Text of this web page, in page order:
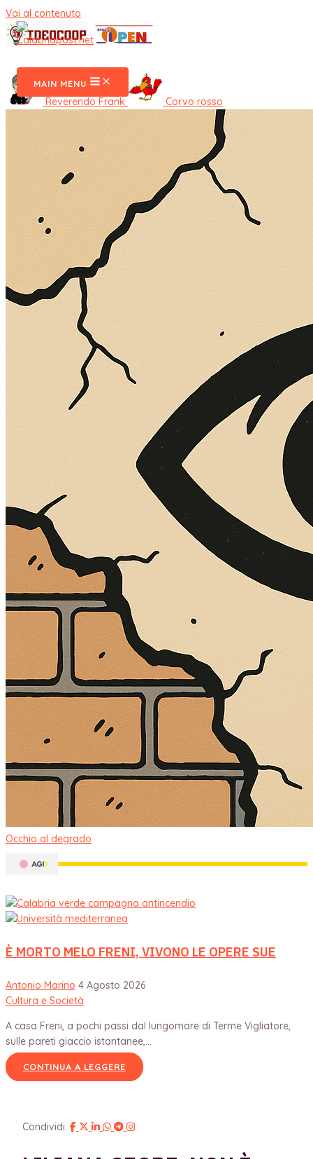
Vai al contenuto
MAIN MENU
Reverendo Frank Corvo rosso
Occhio al degrado
È MORTO MELO FRENI, VIVONO LE OPERE SUE
Antonio Marino 4 Agosto 2026
Cultura e Società
A casa Freni, a pochi passi dal lungomare di Terme Vigliatore,
sulle pareti giaccio istantanee,...
CONTINUA A LEGGERE
Condividi: